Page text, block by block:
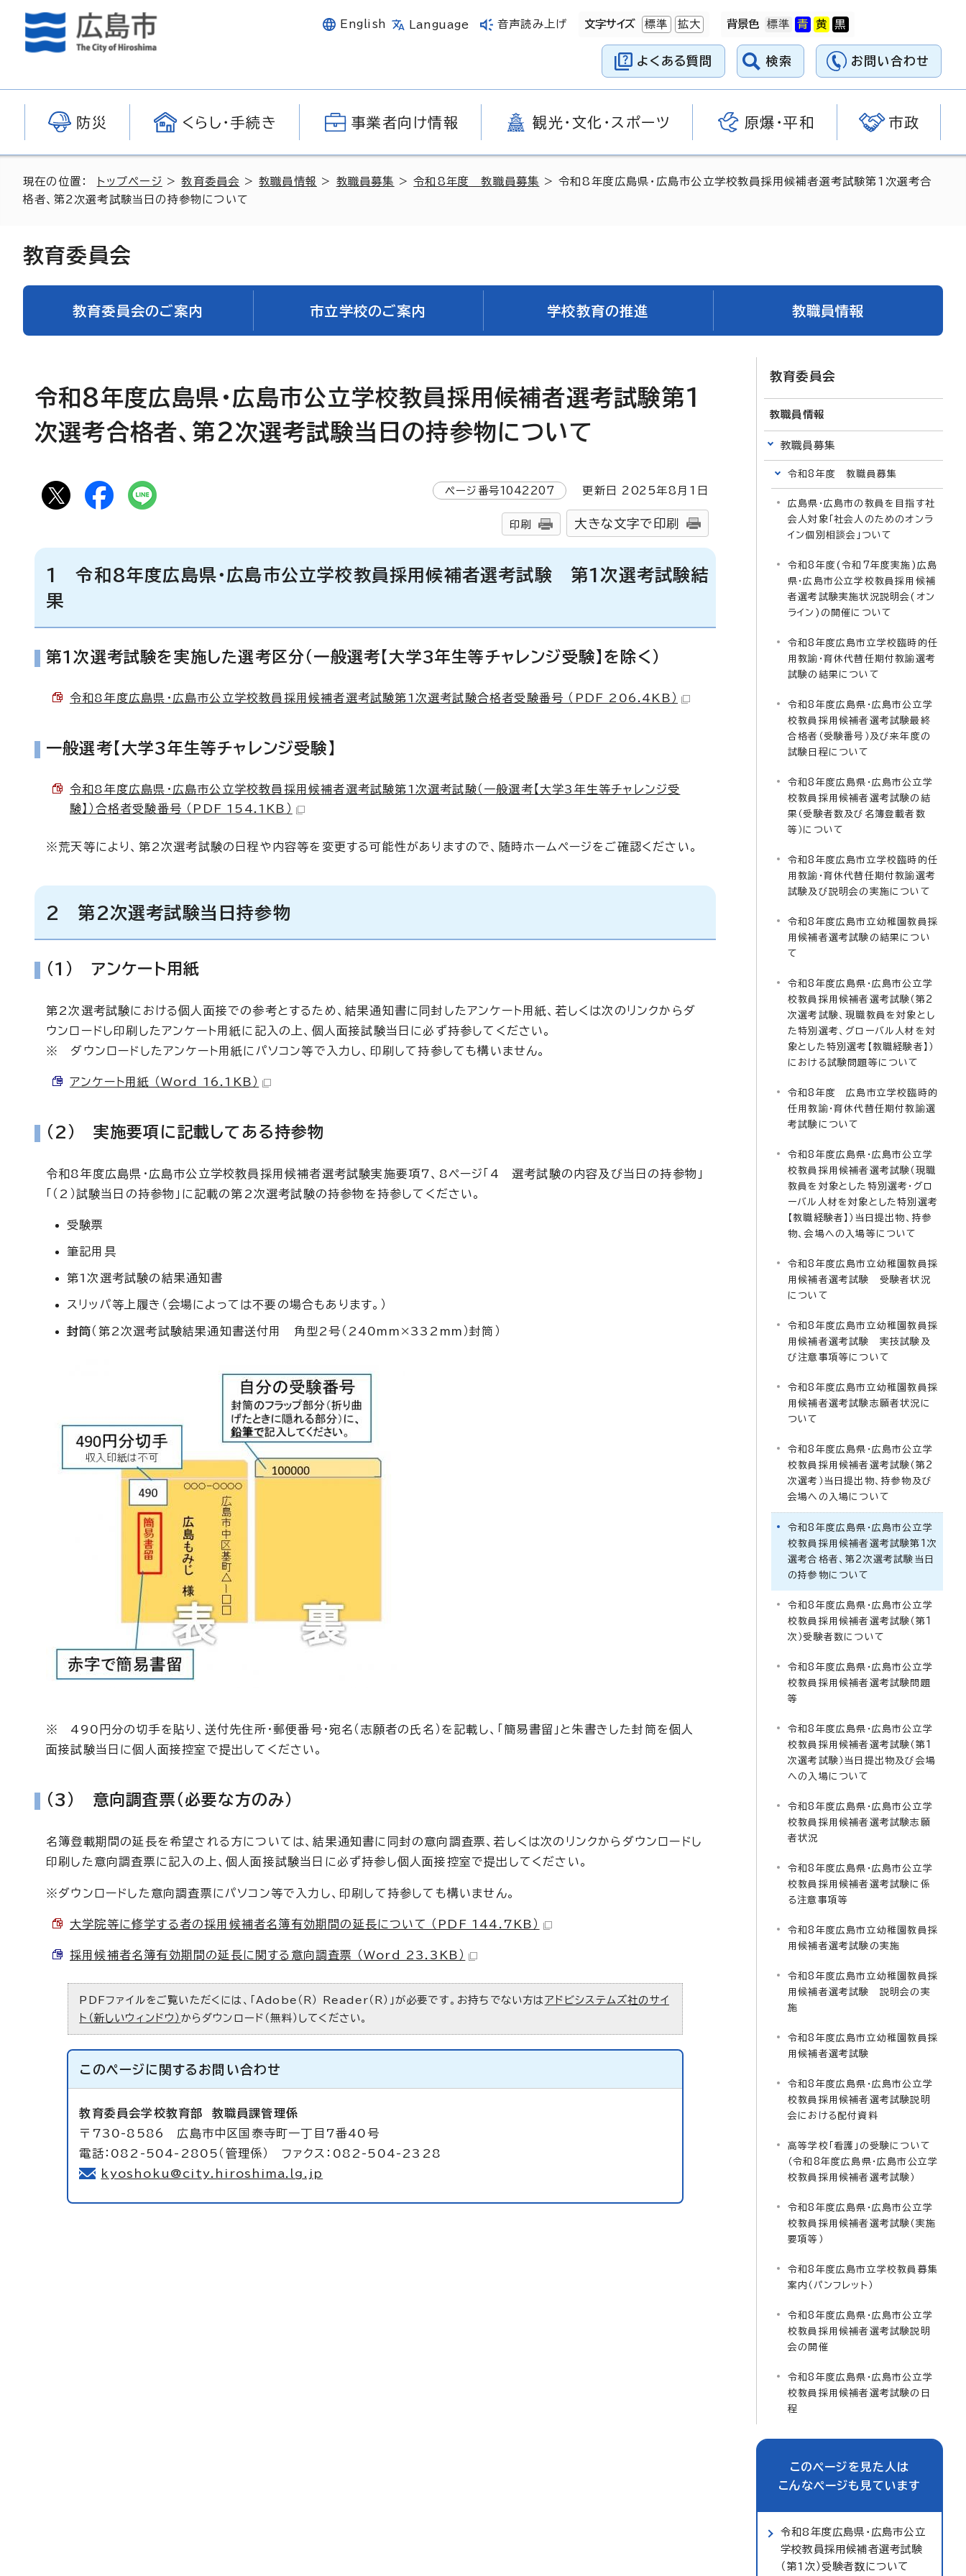
English Language 音声読み上げ 文字サイズ 標準 拡大 背景色
よくある質問 検索 お問い合わせ
防災 くらし・手続き 事業者向け情報 観光・文化・スポーツ 原爆・平和 市政
現在の位置： トップページ >教育委員会 >教職員情報 > 教職員募集 >令和8年度 教職員募集 > 令和8年度広島県・広島市公立学校教員採用候補者選考試験第1次選考合
格者、第2次選考試験当日の持参物について
教育委員会
教育委員会のご案内 市立学校のご案内 学校教育の推進 教職員情報
令和8年度広島県・広島市公立学校教員採用候補者選考試験第1
次選考合格者、第2次選考試験当日の持参物について
ページ番号1042207 更新日 2025年8月1日
印刷 大きな文字で印刷
1 令和8年度広島県・広島市公立学校教員採用候補者選考試験 第1次選考試験結
果
第1次選考試験を実施した選考区分（一般選考【大学3年生等チャレンジ受験】を除く）
令和8年度広島県・広島市公立学校教員採用候補者選考試験第1次選考試験合格者受験番号 （PDF 206.4KB）
一般選考【大学3年生等チャレンジ受験】
令和8年度広島県・広島市公立学校教員採用候補者選考試験第1次選考試験（一般選考【大学3年生等チャレンジ受
験】）合格者受験番号 （PDF 154.1KB）
※荒天等により、第2次選考試験の日程や内容等を変更する可能性がありますので、随時ホームページをご確認ください。
2 第2次選考試験当日持参物
(1) アンケート用紙
第2次選考試験における個人面接での参考とするため、結果通知書に同封したアンケート用紙、若しくは次のリンクからダ
ウンロードし印刷したアンケート用紙に記入の上、個人面接試験当日に必ず持参してください。
※ ダウンロードしたアンケート用紙にパソコン等で入力し、印刷して持参しても構いません。
アンケート用紙 （Word 16.1KB）
(2) 実施要項に記載してある持参物
令和8年度広島県・広島市公立学校教員採用候補者選考試験実施要項7、8ページ「4 選考試験の内容及び当日の持参物」
「（2）試験当日の持参物」に記載の第2次選考試験の持参物を持参してください。
受験票
筆記用具
第1次選考試験の結果通知書
スリッパ等上履き（会場によっては不要の場合もあります。）
封筒（第2次選考試験結果通知書送付用 角型2号（240mm×332mm）封筒）
※ 490円分の切手を貼り、送付先住所・郵便番号・宛名（志願者の氏名）を記載し、「簡易書留」と朱書きした封筒を個人
面接試験当日に個人面接控室で提出してください。
(3) 意向調査票（必要な方のみ）
名簿登載期間の延長を希望される方については、結果通知書に同封の意向調査票、若しくは次のリンクからダウンロードし
印刷した意向調査票に記入の上、個人面接試験当日に必ず持参し個人面接控室で提出してください。
※ダウンロードした意向調査票にパソコン等で入力し、印刷して持参しても構いません。
大学院等に修学する者の採用候補者名簿有効期間の延長について （PDF 144.7KB）
採用候補者名簿有効期間の延長に関する意向調査票 （Word 23.3KB）
PDFファイルをご覧いただくには、「Adobe（R） Reader（R）」が必要です。お持ちでない方は アドビシステムズ社のサイ
ト（新しいウィンドウ） からダウンロード（無料）してください。
このページに関する お問い合わせ
教育委員会学校教育部 教職員課管理係
〒730-8586 広島市中区国泰寺町一丁目7番40号
電話：082-504-2805（管理係） ファクス：082-504-2328
kyoshoku@city.hiroshima.lg.jp
教育委員会
教職員情報
教職員募集
令和8年度 教職員募集
広島県・広島市の教員を目指す社
会人対象「社会人のためのオンラ
イン個別相談会」ついて
令和8年度(令和7年度実施)広島
県・広島市公立学校教員採用候補
者選考試験実施状況説明会(オン
ライン)の開催について
令和8年度広島市立学校臨時的任
用教諭・育休代替任期付教諭選考
試験の結果について
令和8年度広島県・広島市公立学
校教員採用候補者選考試験最終
合格者（受験番号）及び来年度の
試験日程について
令和8年度広島県・広島市公立学
校教員採用候補者選考試験の結
果（受験者数及び名簿登載者数
等）について
令和8年度広島市立学校臨時的任
用教諭・育休代替任期付教諭選考
試験及び説明会の実施について
令和8年度広島市立幼稚園教員採
用候補者選考試験の結果につい
て
令和8年度広島県・広島市公立学
校教員採用候補者選考試験（第2
次選考試験、現職教員を対象とし
た特別選考、グローバル人材を対
象とした特別選考【教職経験者】）
における試験問題等について
令和8年度 広島市立学校臨時的
任用教諭・育休代替任期付教諭選
考試験について
令和8年度広島県・広島市公立学
校教員採用候補者選考試験（現職
教員を対象とした特別選考・グロ
ーバル人材を対象とした特別選考
【教職経験者】）当日提出物、持参
物、会場への入場等について
令和8年度広島市立幼稚園教員採
用候補者選考試験 受験者状況
について
令和8年度広島市立幼稚園教員採
用候補者選考試験 実技試験及
び注意事項等について
令和8年度広島市立幼稚園教員採
用候補者選考試験志願者状況に
ついて
令和8年度広島県・広島市公立学
校教員採用候補者選考試験（第2
次選考）当日提出物、持参物及び
会場への入場について
令和8年度広島県・広島市公立学
校教員採用候補者選考試験第1次
選考合格者、第2次選考試験当日
の持参物について
令和8年度広島県・広島市公立学
校教員採用候補者選考試験（第1
次）受験者数について
令和8年度広島県・広島市公立学
校教員採用候補者選考試験問題
等
令和8年度広島県・広島市公立学
校教員採用候補者選考試験（第1
次選考試験）当日提出物及び会場
への入場について
令和8年度広島県・広島市公立学
校教員採用候補者選考試験志願
者状況
令和8年度広島県・広島市公立学
校教員採用候補者選考試験に係
る注意事項等
令和8年度広島市立幼稚園教員採
用候補者選考試験の実施
令和8年度広島市立幼稚園教員採
用候補者選考試験 説明会の実
施
令和8年度広島市立幼稚園教員採
用候補者選考試験
令和8年度広島県・広島市公立学
校教員採用候補者選考試験説明
会における配付資料
高等学校「看護」の受験について
（令和8年度広島県・広島市公立学
校教員採用候補者選考試験）
令和8年度広島県・広島市公立学
校教員採用候補者選考試験（実施
要項等）
令和8年度広島市立学校教員募集
案内（パンフレット）
令和8年度広島県・広島市公立学
校教員採用候補者選考試験説明
会の開催
令和8年度広島県・広島市公立学
校教員採用候補者選考試験の日
程
このページを見た人は
こんなページも見ています
令和8年度広島県・広島市公立
学校教員採用候補者選考試験
（第1次）受験者数について